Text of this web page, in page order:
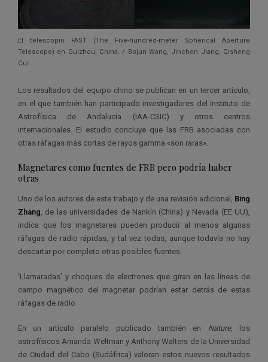
El telescopio FAST (The Five-hundred-meter Spherical Aperture
Telescope) en Guizhou, China. / Bojun Wang, Jinchen Jiang, Qisheng
Cui
Los resultados del equipo chino se publican en un tercer artículo,
en el que también han participado investigadores del Instituto de
Astrofísica de Andalucía (IAA-CSIC) y otros centros
internacionales. El estudio concluye que las FRB asociadas con
otras ráfagas más cortas de rayos gamma «son raras».
Magnetares como fuentes de FRB pero podría haber
otras
Uno de los autores de este trabajo y de una revisión adicional, Bing
Zhang, de las universidades de Nankín (China) y Nevada (EE UU),
indica que los magnetares pueden producir al menos algunas
ráfagas de radio rápidas, y tal vez todas, aunque todavía no hay
descartar por completo otras posibles fuentes.
‘Llamaradas’ y choques de electrones que giran en las líneas de
campo magnético del magnetar podrían estar detrás de estas
ráfagas de radio
En un artículo paralelo publicado también en Nature, los
astrofísicos Amanda Weltman y Anthony Walters de la Universidad
de Ciudad del Cabo (Sudáfrica) valoran estos nuevos resultados